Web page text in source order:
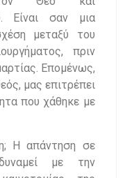
Είναι σαν μια
μεταξύ του
πριν
Επομένως,
μας επιτρέπει
που χάθηκε με
Η απάντηση σε
με την